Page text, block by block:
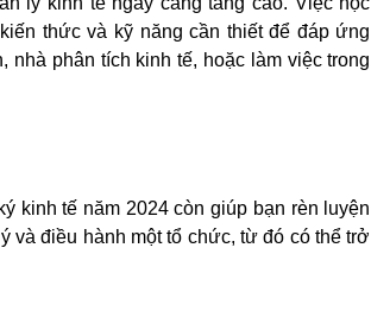
thức và kỹ năng cần thiết để đáp ứng
phân tích kinh tế, hoặc làm việc trong
kinh tế năm 2024 còn giúp bạn rèn luyện
và điều hành một tổ chức, từ đó có thể trở